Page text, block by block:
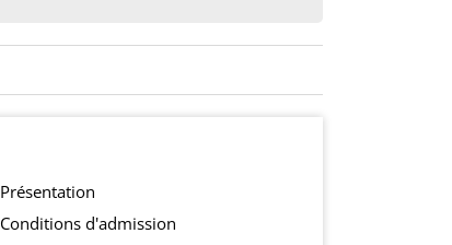
Présentation
Conditions d'admission